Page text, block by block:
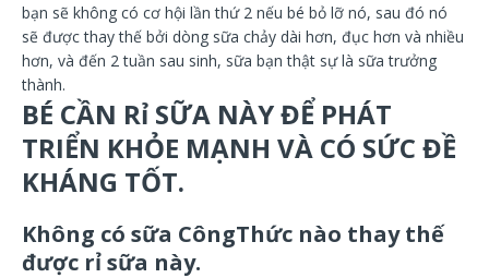
bạn sẽ không có cơ hội lần thứ 2 nếu bé bỏ lỡ nó, sau đó nó
sẽ được thay thế bởi dòng sữa chảy dài hơn, đục hơn và nhiều
hơn, và đến 2 tuần sau sinh, sữa bạn thật sự là sữa trưởng
thành.
BÉ CẦN Rỉ SỮA NÀY ĐỂ PHÁT
TRIỂN KHỎE MẠNH VÀ CÓ SỨC ĐỀ
KHÁNG TỐT.
Không có sữa CôngThức nào thay thế
được rỉ sữa này.